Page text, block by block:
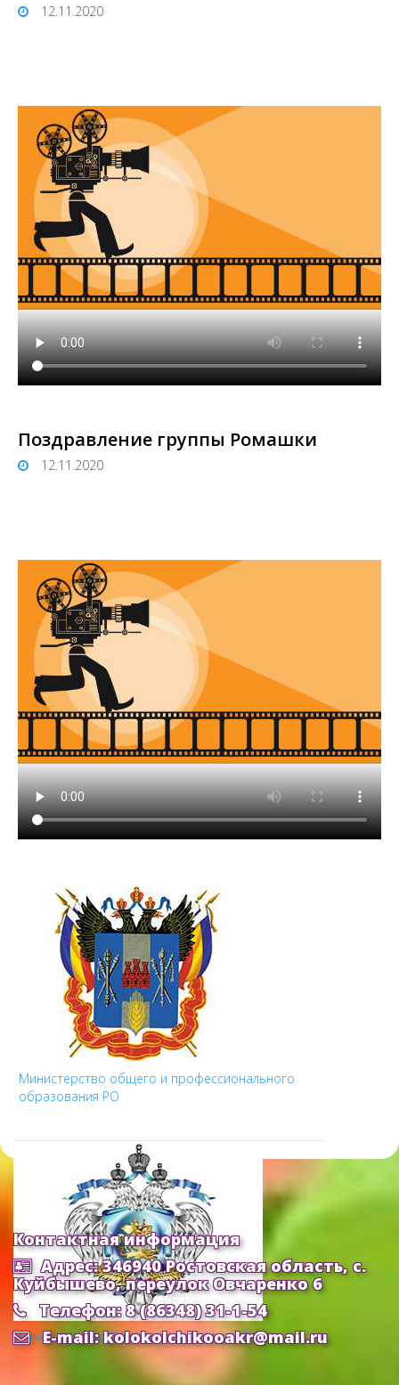
12.11.2020
Поздравление группы Ромашки
12.11.2020
Министерство общего и профессионального
образования РО
Министерство Образования и Науки РФ
Контактная информация
Адрес: 346940 Ростовская область, с.
Куйбышево, переулок Овчаренко 6
Телефон: 8 (86348) 31-1-54
E-mail: kolokolchikooakr@mail.ru